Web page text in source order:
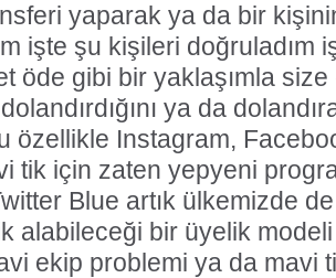
yaparak ya da bir
işte şu kişileri doğruladım
öde gibi bir yaklaşımla
ya da
özellikle Instagram,
tik için zaten yepyeni
Blue artık ülkemizde
alabileceği bir üyelik modeli
ekip problemi ya da mavi